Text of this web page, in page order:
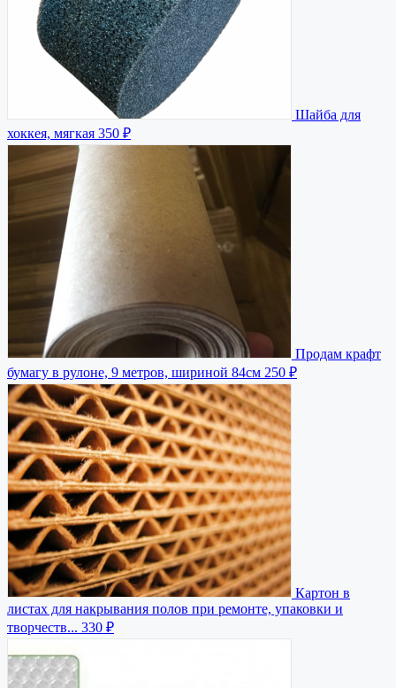
Шайба для
хоккея, мягкая 350 ₽
Продам крафт
бумагу в рулоне, 9 метров, шириной 84см 250 ₽
Картон в
листах для накрывания полов при ремонте, упаковки и
творчеств... 330 ₽